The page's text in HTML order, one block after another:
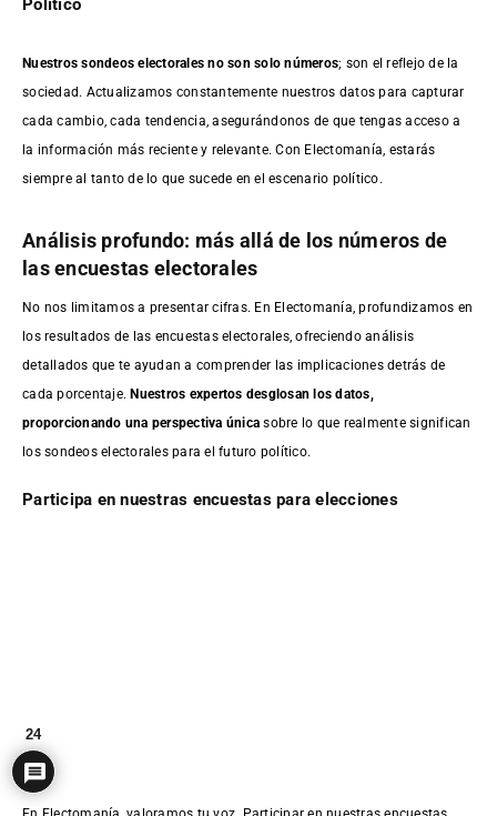
Político
Nuestros sondeos electorales no son solo números; son el reflejo de la
sociedad. Actualizamos constantemente nuestros datos para capturar
cada cambio, cada tendencia, asegurándonos de que tengas acceso a
la información más reciente y relevante. Con Electomanía, estarás
siempre al tanto de lo que sucede en el escenario político.
Análisis profundo: más allá de los números de
las encuestas electorales
No nos limitamos a presentar cifras. En Electomanía, profundizamos en
los resultados de las encuestas electorales, ofreciendo análisis
detallados que te ayudan a comprender las implicaciones detrás de
cada porcentaje. Nuestros expertos desglosan los datos,
proporcionando una perspectiva única sobre lo que realmente significan
los sondeos electorales para el futuro político.
Participa en nuestras encuestas para elecciones
24